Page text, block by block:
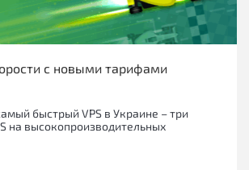
с новыми тарифами
быстрый VPS в Украине – три
на высокопроизводительных